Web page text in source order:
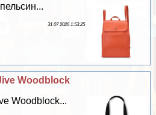
31 07 2026 1:53:25
Woodblock
Woodblock...